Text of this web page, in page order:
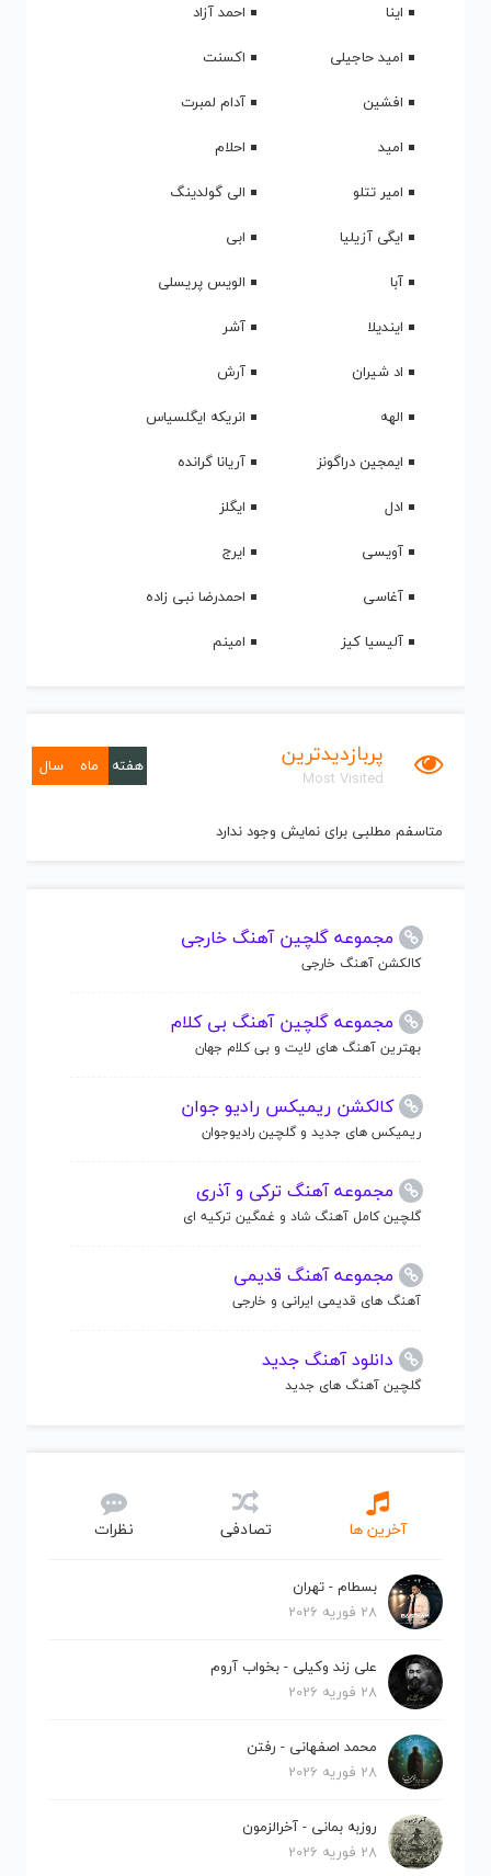
اینا
احمد آزاد
امید حاجیلی
اکسنت
افشین
آدام لمبرت
امید
احلام
امیر تتلو
الی گولدینگ
ایگی آزیلیا
ابی
آبا
الویس پریسلی
ایندیلا
آشر
اد شیران
آرش
الهه
انریکه ایگلسیاس
ایمجین دراگونز
آریانا گرانده
ادل
ایگلز
آویسی
ایرج
آغاسی
احمدرضا نبی زاده
آلیسیا کیز
امینم
پربازدیدترین
Most Visited
هفته ماه سال
متاسفم مطلبی برای نمایش وجود ندارد
مجموعه گلچین آهنگ خارجی
کالکشن آهنگ خارجی
مجموعه گلچین آهنگ بی کلام
بهترین آهنگ های لایت و بی کلام جهان
کالکشن ریمیکس رادیو جوان
ریمیکس های جدید و گلچین رادیوجوان
مجموعه آهنگ ترکی و آذری
گلچین کامل آهنگ شاد و غمگین ترکیه ای
مجموعه آهنگ قدیمی
آهنگ های قدیمی ایرانی و خارجی
دانلود آهنگ جدید
گلچین آهنگ های جدید
آخرین ها تصادفی نظرات
بسطام - تهران
28 فوریه 2026
علی زند وکیلی - بخواب آروم
28 فوریه 2026
محمد اصفهانی - رفتن
28 فوریه 2026
روزبه بمانی - آخرالزمون
28 فوریه 2026